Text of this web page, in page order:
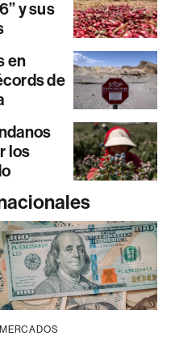
y sus
en
de
los
MERCADOS